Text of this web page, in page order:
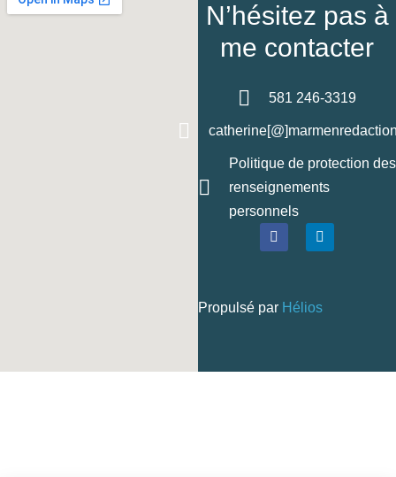
N’hésitez pas à
me contacter
581 246-3319
Politique de protection des
renseignements
personnels
Propulsé par Hélios